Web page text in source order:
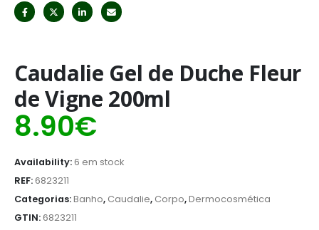
Caudalie Gel de Duche Fleur
de Vigne 200ml
8.90€
Availability:6 em stock
REF:6823211
Categorias:Banho, Caudalie, Corpo,Dermocosmética
GTIN:6823211